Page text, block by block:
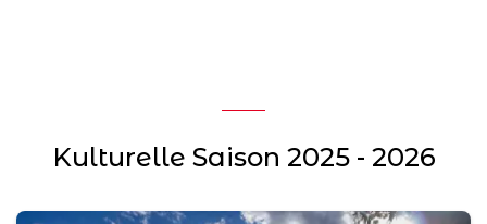
Kulturelle Saison 2025 - 2026